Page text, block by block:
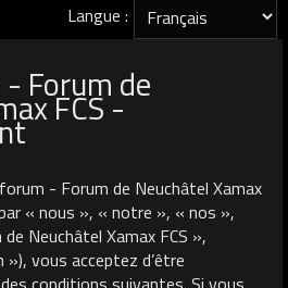
Langue :
Forum de
FCS -
- Forum de Neuchâtel Xamax
« nous », « notre », « nos »,
Neuchâtel Xamax FCS »,
vous acceptez d’être